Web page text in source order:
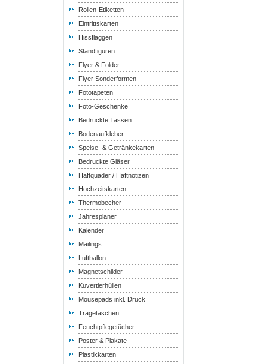
Rollen-Etiketten
Eintrittskarten
Hissflaggen
Standfiguren
Flyer & Folder
Flyer Sonderformen
Fototapeten
Foto-Geschenke
Bedruckte Tassen
Bodenaufkleber
Speise- & Getränkekarten
Bedruckte Gläser
Haftquader / Haftnotizen
Hochzeitskarten
Thermobecher
Jahresplaner
Kalender
Mailings
Luftballon
Magnetschilder
Kuvertierhüllen
Mousepads inkl. Druck
Tragetaschen
Feuchtpflegetücher
Poster & Plakate
Plastikkarten